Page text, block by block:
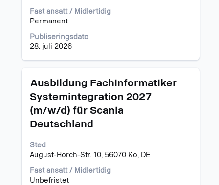
Fast ansatt / Midlertidig
Permanent
Publiseringsdato
28. juli 2026
i
jobbinformasjonen.
Tittel
Ausbildung Fachinformatiker
Systemintegration 2027
(m/w/d) für Scania
Deutschland
Sted
August-Horch-Str. 10, 56070 Ko, DE
Fast ansatt / Midlertidig
Unbefristet
Velg
mellomromstasten
for
å
vise
fullstendige
innholdet
i
jobbinformasjonen.